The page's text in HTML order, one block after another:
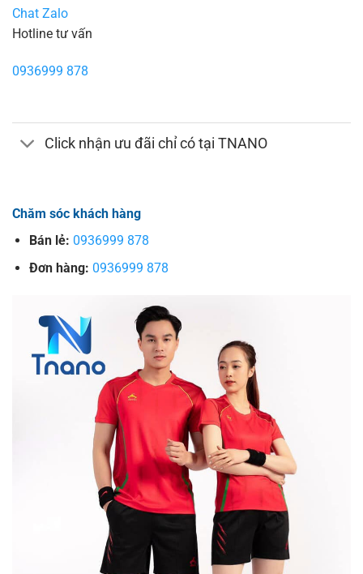
Chat Zalo
Hotline tư vấn
0936999 878
Click nhận ưu đãi chỉ có tại TNANO
Chăm sóc khách hàng
Bán lẻ: 0936999 878
Đơn hàng: 0936999 878